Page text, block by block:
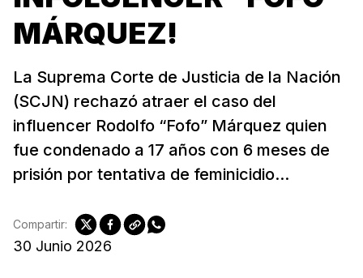
MÁRQUEZ!
La Suprema Corte de Justicia de la Nación
(SCJN) rechazó atraer el caso del
influencer Rodolfo “Fofo” Márquez quien
fue condenado a 17 años con 6 meses de
prisión por tentativa de feminicidio...
30 Junio 2026
Compartir: